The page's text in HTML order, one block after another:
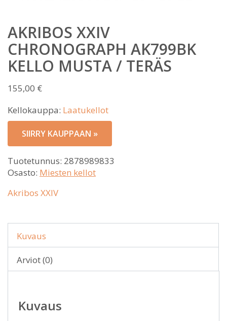
AKRIBOS XXIV
CHRONOGRAPH AK799BK
KELLO MUSTA / TERÄS
155,00 €
Kellokauppa: Laatukellot
SIIRRY KAUPPAAN »
Tuotetunnus: 2878989833
Osasto: Miesten kellot
Akribos XXIV
Kuvaus
Arviot (0)
Kuvaus